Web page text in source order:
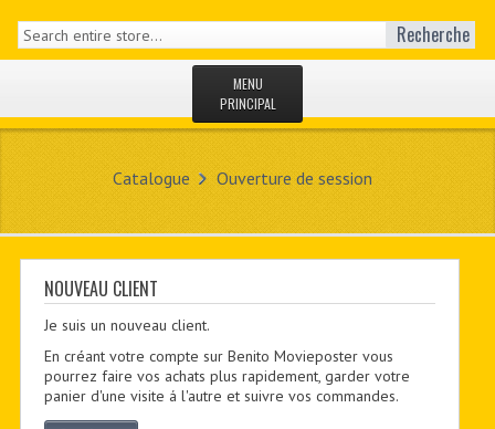
Recherche
MENU
PRINCIPAL
MON COPTE
CUSTOM PDF
Catalogue Ouverture de session
NOUVEAU CLIENT
Je suis un nouveau client.
En créant votre compte sur Benito Movieposter vous
pourrez faire vos achats plus rapidement, garder votre
panier d'une visite á l'autre et suivre vos commandes.